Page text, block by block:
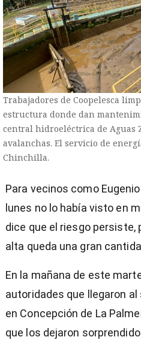
Trabajadores de Coopelesca
estructura donde dan
central hidroeléctrica de Aguas
avalanchas. El servicio de
Chinchilla.
Para vecinos como
lunes no lo había visto en
dice que el riesgo persiste,
alta queda una gran
En la mañana de este
autoridades que llegaron
en Concepción de La
que los dejaron